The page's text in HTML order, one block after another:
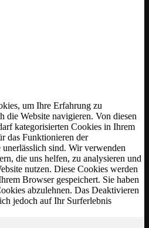
um Ihre Erfahrung zu
die Website navigieren. Von diesen
kategorisierten Cookies in Ihrem
das Funktionieren der
sind. Wir verwenden
die uns helfen, zu analysieren und
nutzen. Diese Cookies werden
Browser gespeichert. Sie haben
abzulehnen. Das Deaktivieren
jedoch auf Ihr Surferlebnis